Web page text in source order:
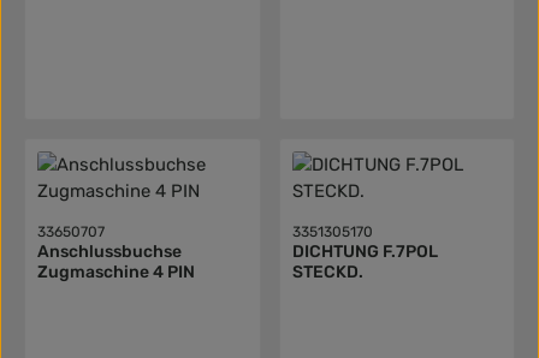
33650707
Anschlussbuchse
Zugmaschine 4 PIN
3351305170
DICHTUNG F.7POL
STECKD.